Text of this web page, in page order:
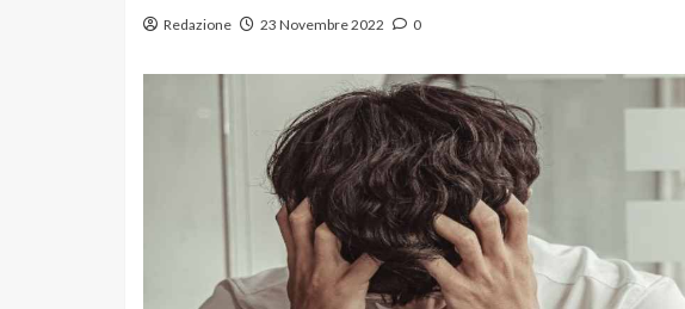
Redazione 23 Novembre 2022 0